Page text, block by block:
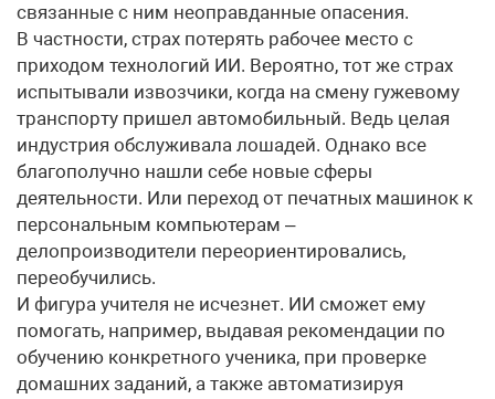
связанные с ним неоправданные опасения.
В частности, страх потерять рабочее место с
приходом технологий ИИ. Вероятно, тот же страх
испытывали извозчики, когда на смену гужевому
транспорту пришел автомобильный. Ведь целая
индустрия обслуживала лошадей. Однако все
благополучно нашли себе новые сферы
деятельности. Или переход от печатных машинок к
персональным компьютерам –
делопроизводители переориентировались,
переобучились.
И фигура учителя не исчезнет. ИИ сможет ему
помогать, например, выдавая рекомендации по
обучению конкретного ученика, при проверке
домашних заданий, а также автоматизируя